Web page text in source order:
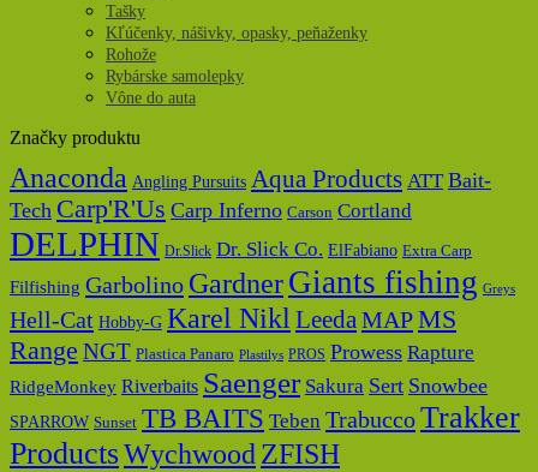
Tašky
Kľúčenky, nášivky, opasky, peňaženky
Rohože
Rybárske samolepky
Vône do auta
Značky produktu
Anaconda Angling Pursuits Aqua Products ATT Bait-
Tech Carp'R'Us Carp Inferno Carson Cortland
DELPHIN Dr.Slick Dr. Slick Co. ElFabiano Extra Carp
Filfishing Garbolino GardnerGiants fishing Greys
Hell-Cat Hobby-G Karel Nikl Leeda MAPMS
Range NGT Plastica Panaro Plastilys PROS Prowess Rapture
RidgeMonkey Riverbaits Saenger Sakura Sert Snowbee
SPARROW Sunset TB BAITS Teben TrabuccoTrakker
ProductsWychwood ZFISH